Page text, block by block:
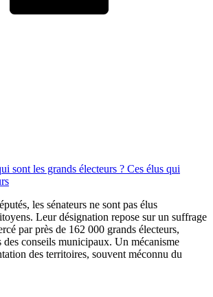
sont les grands électeurs ? Ces élus qui
les sénateurs ne sont pas élus
Leur désignation repose sur un suffrage
par près de 162 000 grands électeurs,
des conseils municipaux. Un mécanisme
des territoires, souvent méconnu du